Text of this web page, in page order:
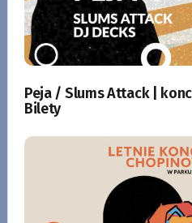
Peja / Slums Attack |
Bilety